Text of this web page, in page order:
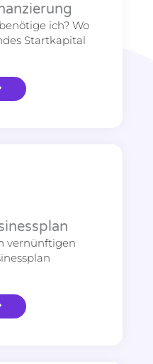
ich? Wo
Startkapital
vernünftigen